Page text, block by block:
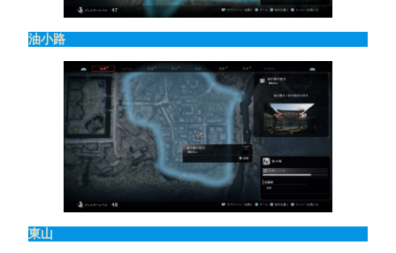
油小路
東山